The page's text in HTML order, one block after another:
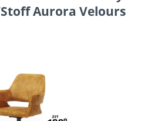
Aurora Velours